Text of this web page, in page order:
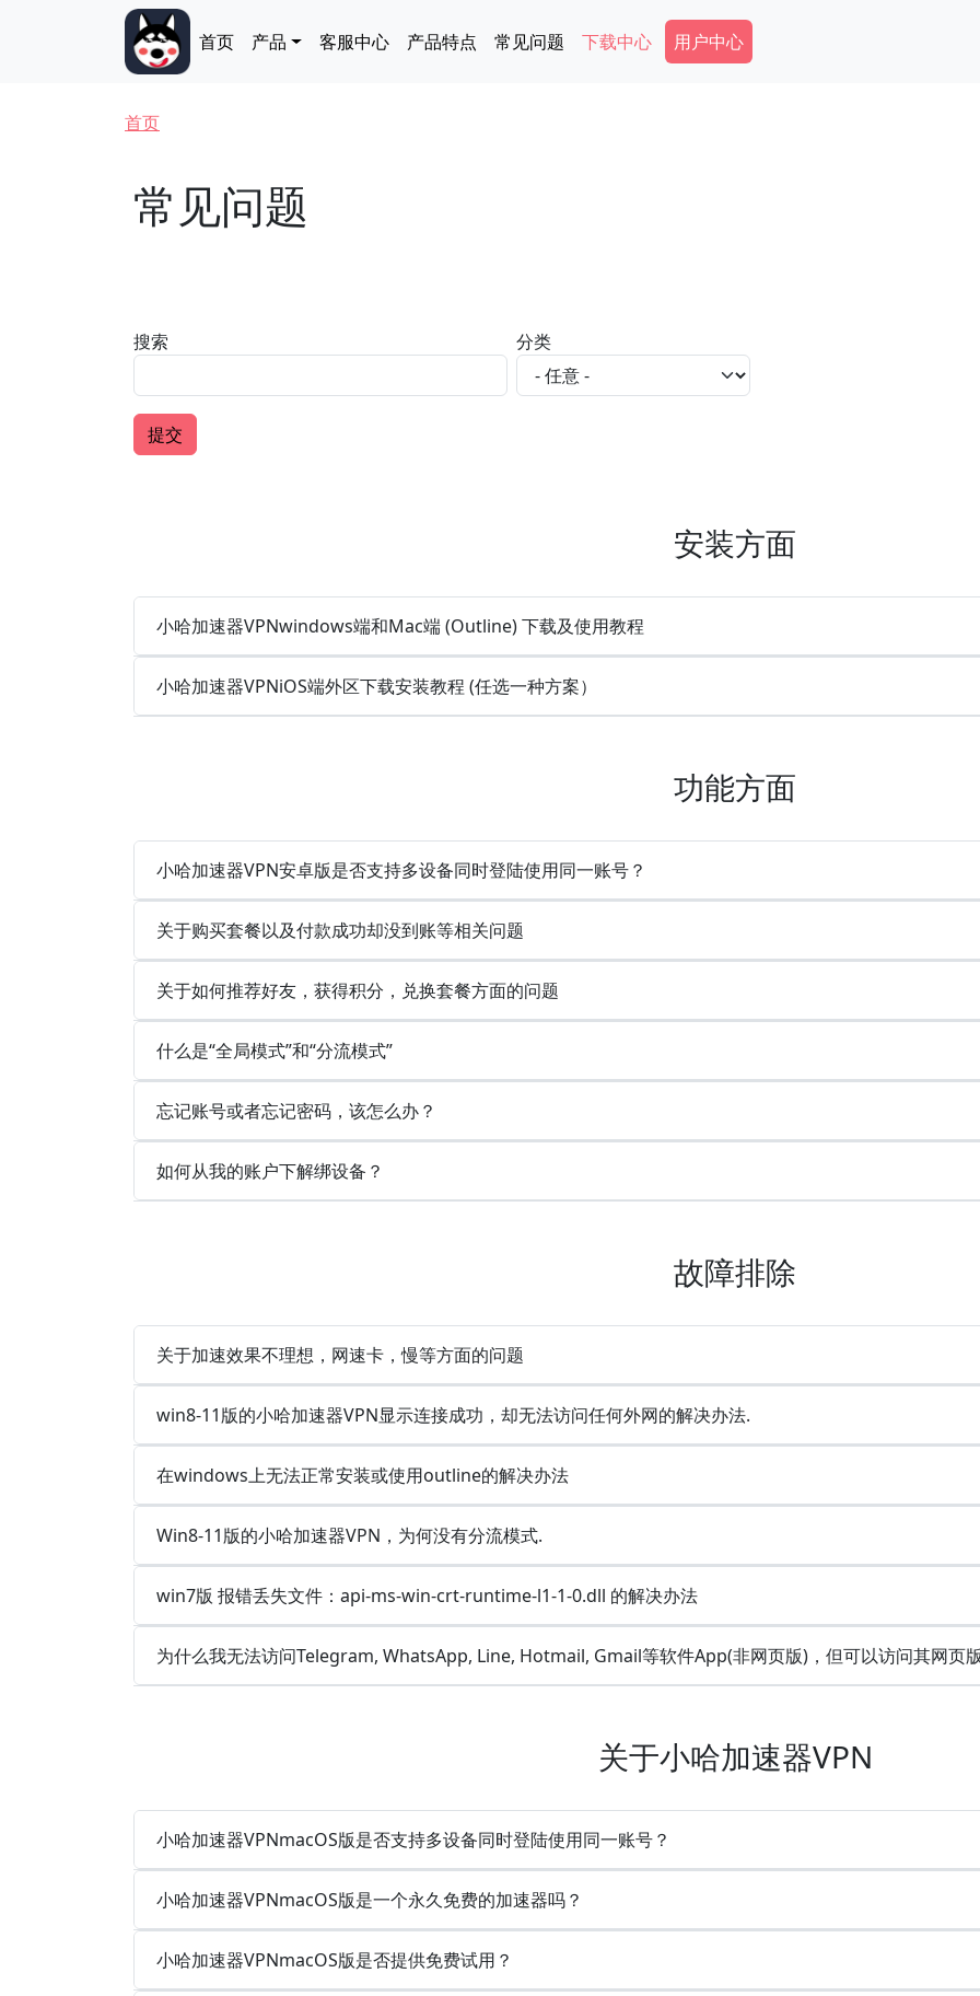
Main navigation
首页 产品 客服中心 产品特点 常见问题 下载中心 Secondary Menu
用户中心
面包屑
首页
常见问题
搜索 分类
安装方面
小哈加速器VPNwindows端和Mac端 (Outline) 下载及使用教程
小哈加速器VPNiOS端外区下载安装教程 (任选一种方案）
功能方面
小哈加速器VPN安卓版是否支持多设备同时登陆使用同一账号？
关于购买套餐以及付款成功却没到账等相关问题
关于如何推荐好友，获得积分，兑换套餐方面的问题
什么是“全局模式”和“分流模式”
忘记账号或者忘记密码，该怎么办？
如何从我的账户下解绑设备？
故障排除
关于加速效果不理想，网速卡，慢等方面的问题
win8-11版的小哈加速器VPN显示连接成功，却无法访问任何外网的解决办法.
在windows上无法正常安装或使用outline的解决办法
Win8-11版的小哈加速器VPN，为何没有分流模式.
win7版 报错丢失文件：api-ms-win-crt-runtime-l1-1-0.dll 的解决办法
为什么我无法访问Telegram, WhatsApp, Line, Hotmail, Gmail等软件App(非网页版)，但可以访问其网页
关于小哈加速器VPN
小哈加速器VPNmacOS版是否支持多设备同时登陆使用同一账号？
小哈加速器VPNmacOS版是一个永久免费的加速器吗？
小哈加速器VPNmacOS版是否提供免费试用？